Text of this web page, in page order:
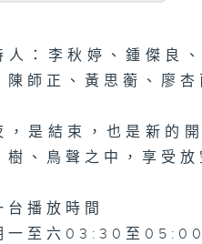
人：李秋婷、鍾傑良
陳師正、黃思蘅、廖杏
，是結束，也是新的
樹、鳥聲之中，享受放
台播放時間
一至六03:30至05:00